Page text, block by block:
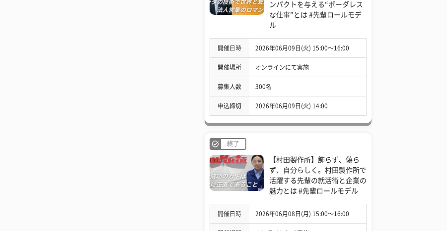
ンパクトを与える“ボーダレス
な仕事”とは #先輩ロールモデ
ル
開催日時 2026年06月09日(火) 15:00〜16:00
開催場所 オンラインにて実施
募集人数 300名
申込締切 2026年06月09日(火) 14:00
終了
【村田製作所】飾らず、偽ら
ず、自分らしく。村田製作所で
活躍する先輩の就活術と企業の
魅力とは #先輩ロールモデル
開催日時 2026年06月08日(月) 15:00〜16:00